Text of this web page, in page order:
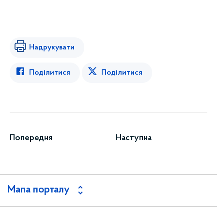
Надрукувати
Поділитися Поділитися
Попередня Наступна
Мапа порталу